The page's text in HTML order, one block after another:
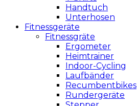
Handtuch
Unterhosen
Fitnessgeräte
Fitnessgräte
Ergometer
Heimtrainer
Indoor-Cycling
Laufbänder
Recumbentbikes
Rundergeräte